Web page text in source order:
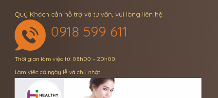
Quý Khách cần hỗ trợ và tư vấn, vui lòng liên hệ:
0918 599 611
Thời gian làm việc từ: 08h00 – 20h00
Làm việc cả ngày lễ và chủ nhật